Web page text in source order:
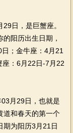
日，是巨蟹座。
阳历出生日期，
；金牛座：4月21
座：6月22日-7月22
月29日，也就是
道和春天的第一个
期为阳历3月21日